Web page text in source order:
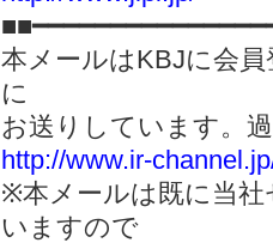
本メールはKBJに会
に
お送りしています。
http://www.ir-
※本メールは既に当
いますので